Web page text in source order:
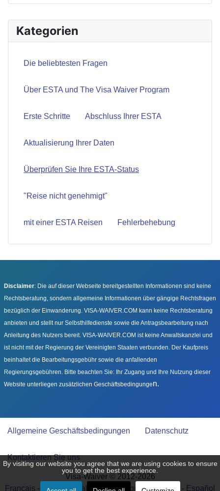
Kategorien
Die beliebtesten Fragen
Über ESTA und The Visa Waiver Program
Erste Schritte Abschluss Ihrer ESTA
Aktualisierung Ihrer Daten
Überprüfen Sie Ihre ESTA-Status
"Reise nicht genehmigt"
mit einer ESTA Reisen Fehlerbehebung
Disclaimer: Die auf dieser Webseite bereitgestellten Informationen sind keine
Rechtsberatung, sondern allgemeine Informationen über gängige Rechtsfragen
bezüglich der Einwanderung. VISA-WAIVER.COM kann keine Rechtsberatung
anbieten und stellt nur Selbsthilfedienste sowie die Antragsbearbeitung nach
Anleitung des Nutzers bereit. VISA-WAIVER.COM ist keine Anwaltskanzlei und
ist nicht mit der Regierung der Vereinigten Staaten verbunden. Der Kaufpreis
beinhaltet die Bearbeitungsgebühr sowie die anfallenden
Regierungsgebühren. Bitte beachten Sie: Ihr Zugang und Ihre Nutzung dieser
Website unterliegen zusätzlichen Geschäftsbedingungen.
Allgemeine Geschäftsbedingungen Datenschutz
Kontaktieren Sie uns
Visa-Waiver © 2012-2026
Français - Deutsch- Italiano-Português-English - Español
By visiting our website you agree that we are using cookies to ensure
you to get the best experience.